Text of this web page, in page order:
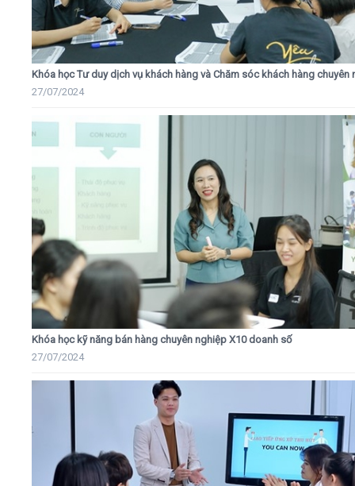
Khóa học Tư duy dịch vụ khách hàng và Chăm sóc khách hàng chuyên
27/07/2024
Khóa học kỹ năng bán hàng chuyên nghiệp X10 doanh số
27/07/2024